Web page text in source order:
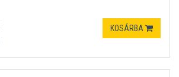
KOSÁRBA